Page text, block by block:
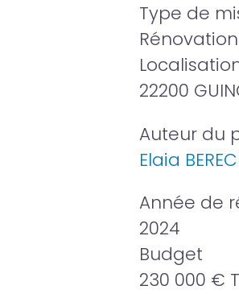
Type de
22200
Auteur du
Elaia
Année de
2024
Budget
230 000 €